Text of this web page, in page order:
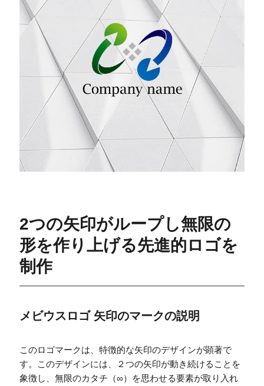
2つの矢印がループし無限の
形を作り上げる先進的ロゴを
制作
メビウスロゴ 矢印のマークの説明
このロゴマークは、特徴的な矢印のデザインが顕著で
す。このデザインには、２つの矢印が動き続けることを
象徴し、無限のカタチ（∞）を思わせる要素が取り入れ